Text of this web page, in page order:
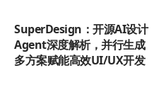
SuperDesign：开源AI设计
Agent深度解析，并行生成
多方案赋能高效UI/UX开发